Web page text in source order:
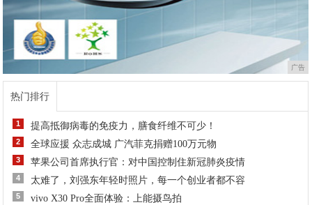
广告
热门排行
1 提高抵御病毒的免疫力，膳食纤维不可少！
2 全球应援 众志成城 广汽菲克捐赠100万元物
3 苹果公司首席执行官：对中国控制住新冠肺炎疫情
4 太难了，刘强东年轻时照片，每一个创业者都不容
5 vivo X30 Pro全面体验：上能摄鸟拍